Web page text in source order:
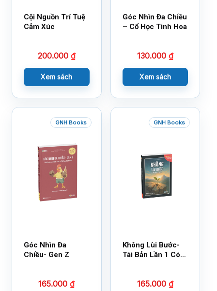
Cội Nguồn Trí Tuệ
Cảm Xúc
200.000 ₫
Xem sách
Góc Nhìn Đa Chiều
– Cổ Học Tinh Hoa
130.000 ₫
Xem sách
GNH Books
Góc Nhìn Đa
Chiều- Gen Z
165.000₫
GNH Books
Không Lùi Bước-
Tái Bản Lần 1 Có
165.000 ₫